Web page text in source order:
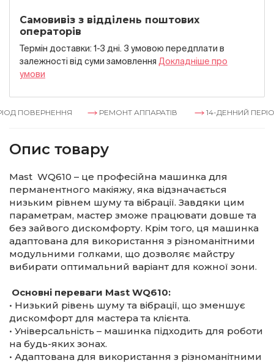
Самовивіз з відділень поштових
операторів
Термін доставки: 1-3 дні. З умовою передплати в
залежностi вiд суми замовлення Докладнiше про
умови
ПОВЕРНЕННЯ РЕМОНТ АППАРАТІВ 14-ДЕННИЙ
Опис товару
Mast WQ610 – це професійна машинка для
перманентного макіяжу, яка відзначається
низьким рівнем шуму та вібрації. Завдяки цим
параметрам, мастер зможе працювати довше та
без зайвого дискомфорту. Крім того, ця машинка
адаптована для використання з різноманітними
модульними голками, що дозволяє майстру
вибирати оптимальний варіант для кожної зони.
Основні переваги Mast WQ610:
• Низький рівень шуму та вібрації, що зменшує
дискомфорт для мастера та клієнта.
• Універсальність – машинка підходить для роботи
на будь-яких зонах.
• Адаптована для використання з різноманітними